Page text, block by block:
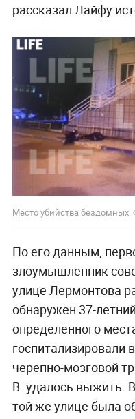
рассказал Лайфу
Место убийства бездомных.
По его данным,
злоумышленник
улице Лермонтова
обнаружен 37-
определённого
госпитализировали
черепно-мозговой
В. удалось выжить.
той же улице была